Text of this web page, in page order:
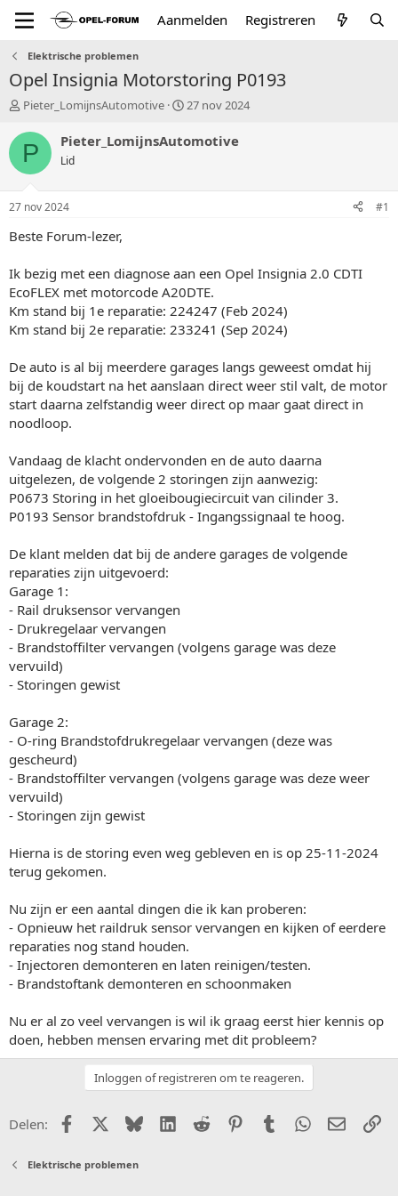
Aanmelden Registreren
Elektrische problemen
Opel Insignia Motorstoring P0193
T
p
a
r
r
Pieter_LomijnsAutomotive
S
a
27 nov 2024
P Pieter_LomijnsAutomotive
Lid
27 nov 2024 #1
Beste Forum-lezer,
Ik bezig met een diagnose aan een Opel Insignia 2.0 CDTI
EcoFLEX met motorcode A20DTE.
Km stand bij 1e reparatie: 224247 (Feb 2024)
Km stand bij 2e reparatie: 233241 (Sep 2024)
De auto is al bij meerdere garages langs geweest omdat hij
bij de koudstart na het aanslaan direct weer stil valt, de motor
start daarna zelfstandig weer direct op maar gaat direct in
noodloop.
Vandaag de klacht ondervonden en de auto daarna
uitgelezen, de volgende 2 storingen zijn aanwezig:
P0673 Storing in het gloeibougiecircuit van cilinder 3.
P0193 Sensor brandstofdruk - Ingangssignaal te hoog.
De klant melden dat bij de andere garages de volgende
reparaties zijn uitgevoerd:
Garage 1:
- Rail druksensor vervangen
- Drukregelaar vervangen
- Brandstoffilter vervangen (volgens garage was deze
vervuild)
- Storingen gewist
Garage 2:
- O-ring Brandstofdrukregelaar vervangen (deze was
gescheurd)
- Brandstoffilter vervangen (volgens garage was deze weer
vervuild)
- Storingen zijn gewist
Hierna is de storing even weg gebleven en is op 25-11-2024
terug gekomen.
Nu zijn er een aantal dingen die ik kan proberen:
- Opnieuw het raildruk sensor vervangen en kijken of eerdere
reparaties nog stand houden.
- Injectoren demonteren en laten reinigen/testen.
- Brandstoftank demonteren en schoonmaken
Nu er al zo veel vervangen is wil ik graag eerst hier kennis op
doen, hebben mensen ervaring met dit probleem?
Inloggen of registreren om te reageren.
Delen: FacebookX (Twitter)
BlueskyLinkedIn
Reddit PinterestTumblr WhatsApp
E-mail
Elektrische problemen